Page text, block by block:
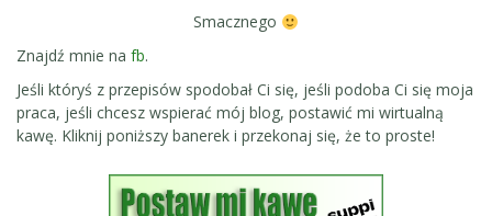
Smacznego
Znajdź mnie na fb.
Jeśli któryś z przepisów spodobał Ci się, jeśli podoba Ci się moja
praca, jeśli chcesz wspierać mój blog, postawić mi wirtualną
kawę. Kliknij poniższy banerek i przekonaj się, że to proste!